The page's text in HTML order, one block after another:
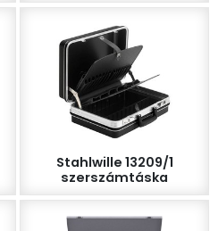
Stahlwille 13209/1
szerszámtáska